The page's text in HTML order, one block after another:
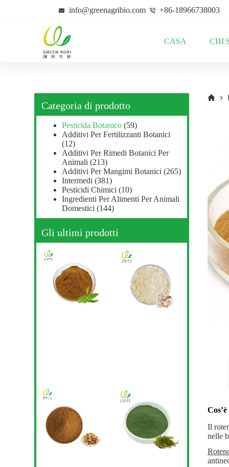
info@greenagribio.com +86-18966738003
CASA CHI
Il
nelle
Categoria di prodotto
Pesticida Botanico (59)
Additivi Per Fertilizzanti Botanici
(12)
Additivi Per Rimedi Botanici Per
Animali (213)
Additivi Per Mangimi Botanici (265)
Intermedi (381)
Pesticidi Chimici (10)
Ingredienti Per Alimenti Per Animali
Domestici (144)
Gli ultimi prodotti